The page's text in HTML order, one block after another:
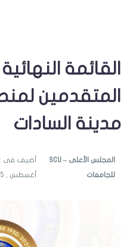
القائمة
المتقدمين
مدينة السادات
SCU – المجلس الأعلى
للجامعات أغسطس , 2025